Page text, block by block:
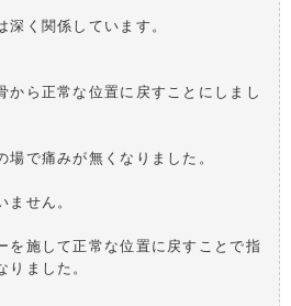
深く関係しています。
から正常な位置に戻すことにしまし
で痛みが無くなりました。
ません。
を施して正常な位置に戻すことで指
りました。